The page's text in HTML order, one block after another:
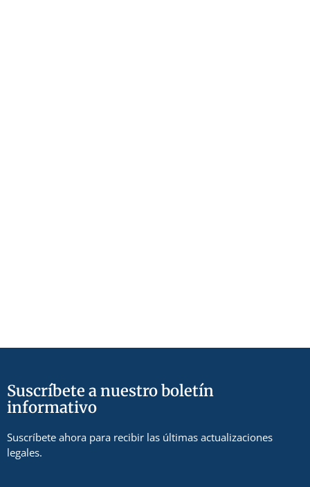
Suscríbete a nuestro boletín
informativo
Suscríbete ahora para recibir las últimas actualizaciones
legales.